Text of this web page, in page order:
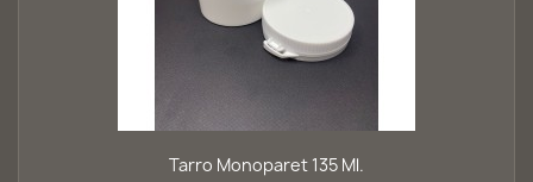
Tarro Monoparet 135 Ml.